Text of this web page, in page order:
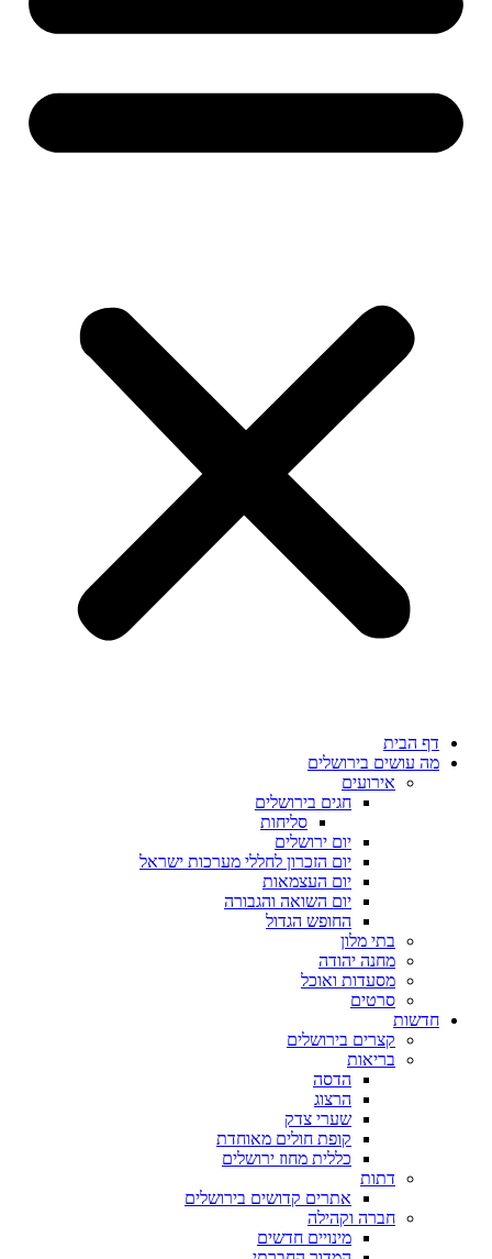
דף הבית
מה עושים בירושלים
אירועים
חגים בירושלים
סליחות
יום ירושלים
יום הזכרון לחללי מערכות ישראל
יום העצמאות
יום השואה והגבורה
החופש הגדול
בתי מלון
מחנה יהודה
מסעדות ואוכל
סרטים
חדשות
קצרים בירושלים
בריאות
הדסה
הרצוג
שערי צדק
קופת חולים מאוחדת
כללית מחוז ירושלים
דתות
אתרים קדושים בירושלים
חברה וקהילה
מינויים חדשים